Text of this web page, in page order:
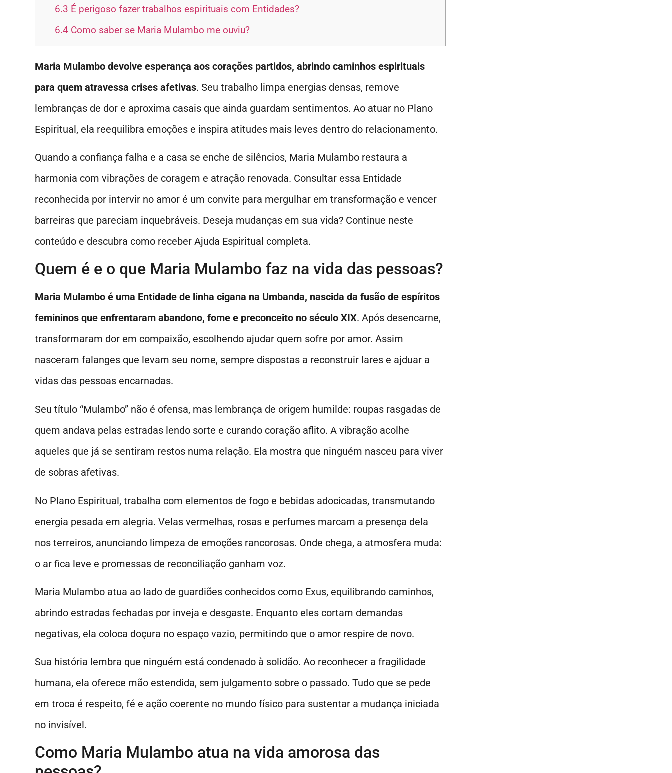
6.3 É perigoso fazer trabalhos espirituais com Entidades?
6.4Como saber se Maria Mulambo me ouviu?
Maria Mulambo devolve esperança aos corações partidos, abrindo caminhos espirituais
para quem atravessa crises afetivas. Seu trabalho limpa energias densas, remove
lembranças de dor e aproxima casais que ainda guardam sentimentos. Ao atuar no Plano
Espiritual, ela reequilibra emoções e inspira atitudes mais leves dentro do relacionamento.
Quando a confiança falha e a casa se enche de silêncios, Maria Mulambo restaura a
harmonia com vibrações de coragem e atração renovada. Consultar essa Entidade
reconhecida por intervir no amor é um convite para mergulhar em transformação e vencer
barreiras que pareciam inquebráveis. Deseja mudanças em sua vida? Continue neste
conteúdo e descubra como receber Ajuda Espiritual completa.
Quem é e o que Maria Mulambo faz na vida das pessoas?
Maria Mulambo é uma Entidade de linha cigana na Umbanda, nascida da fusão de espíritos
femininos que enfrentaram abandono, fome e preconceito no século XIX. Após desencarne,
transformaram dor em compaixão, escolhendo ajudar quem sofre por amor. Assim
nasceram falanges que levam seu nome, sempre dispostas a reconstruir lares e ajduar a
vidas das pessoas encarnadas.
Seu título “Mulambo” não é ofensa, mas lembrança de origem humilde: roupas rasgadas de
quem andava pelas estradas lendo sorte e curando coração aflito. A vibração acolhe
aqueles que já se sentiram restos numa relação. Ela mostra que ninguém nasceu para viver
de sobras afetivas.
No Plano Espiritual, trabalha com elementos de fogo e bebidas adocicadas, transmutando
energia pesada em alegria. Velas vermelhas, rosas e perfumes marcam a presença dela
nos terreiros, anunciando limpeza de emoções rancorosas. Onde chega, a atmosfera muda:
o ar fica leve e promessas de reconciliação ganham voz.
Maria Mulambo atua ao lado de guardiões conhecidos como Exus, equilibrando caminhos,
abrindo estradas fechadas por inveja e desgaste. Enquanto eles cortam demandas
negativas, ela coloca doçura no espaço vazio, permitindo que o amor respire de novo.
Sua história lembra que ninguém está condenado à solidão. Ao reconhecer a fragilidade
humana, ela oferece mão estendida, sem julgamento sobre o passado. Tudo que se pede
em troca é respeito, fé e ação coerente no mundo físico para sustentar a mudança iniciada
no invisível.
Como Maria Mulambo atua na vida amorosa das